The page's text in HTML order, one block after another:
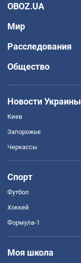
OBOZ.UA
Мир
Расследования
Общество
Новости Украины
Киев
Запорожье
Черкассы
Спорт
Футбол
Хоккей
Формула-1
Моя школа